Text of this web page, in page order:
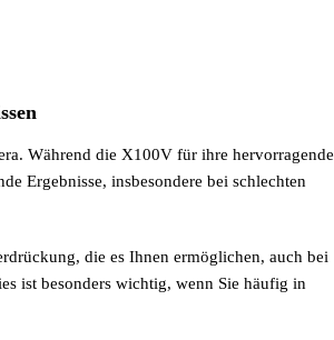
Während die X100V für ihre hervorragende
Ergebnisse, insbesondere bei schlechten
die es Ihnen ermöglichen, auch bei
ist besonders wichtig, wenn Sie häufig in